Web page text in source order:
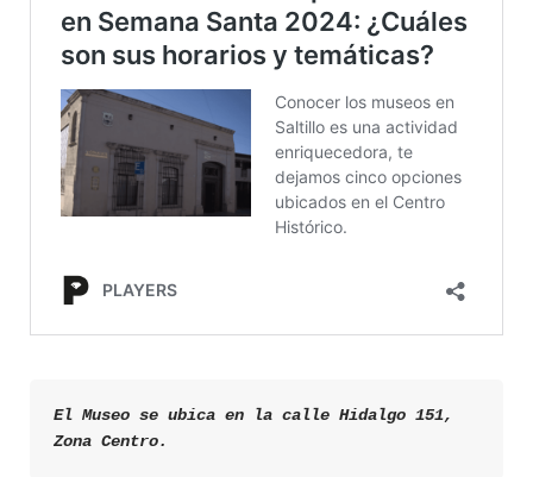
El Museo se ubica en la calle Hidalgo 151,
Zona Centro.